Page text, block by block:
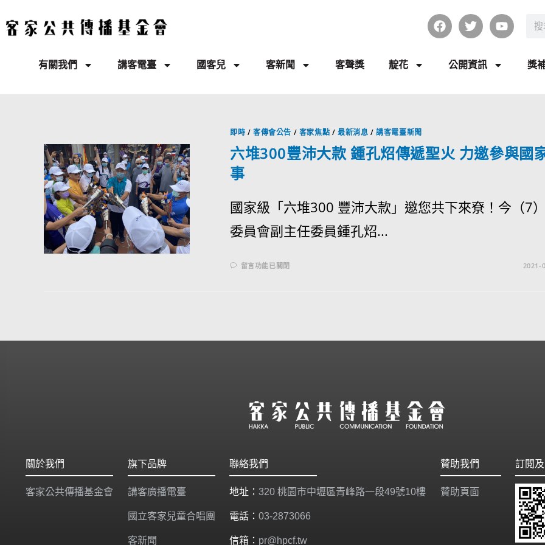
有關我們 講客電臺 國客兒 客新聞 客聲獎 靛花 公開資訊 獎
即時 /客傳會公告 / 客家焦點 /最新消息 /講客電臺新聞
六堆300豐沛大款 鍾孔炤傳遞聖火 力邀參與國
事
國家級「六堆300 豐沛大款」邀您共下來尞！今（7
委員會副主任委員鍾孔炤...
留言功能已關閉 2021-
關於我們
客家公共傳播基金會
旗下品牌
講客廣播電臺
國立客家兒童合唱團
客新聞
聯絡我們
地址： 320 桃園市中壢區青峰路一段49號10樓
電話： 03-2873066
信箱： pr@hpcf.tw
贊助我們
贊助頁面
訂閱